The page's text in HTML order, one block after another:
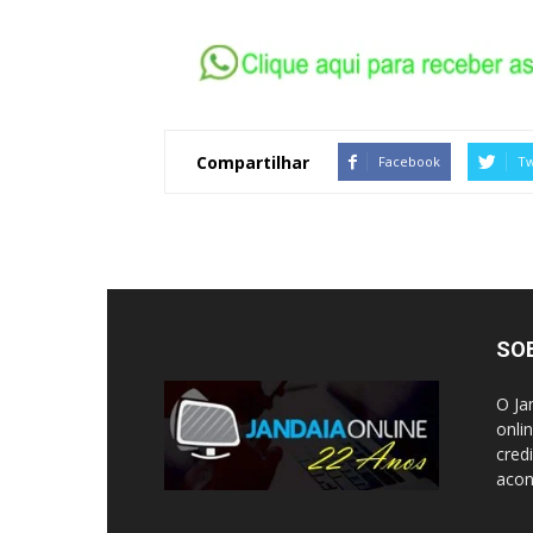
Compartilhar Facebook
O